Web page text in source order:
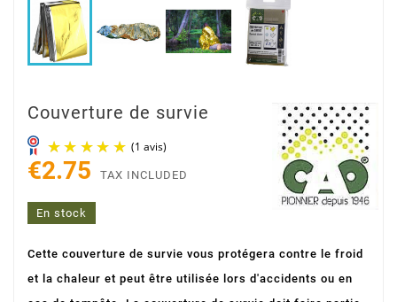
Couverture de survie
(1 avis)
€2.75 TAX INCLUDED
En stock
Cette couverture de survie vous protégera contre le froid
et la chaleur et peut être utilisée lors d'accidents ou en